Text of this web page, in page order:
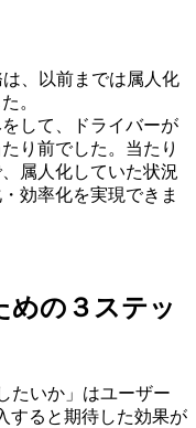
、以前までは属人化
。
して、ドライバーが
り前でした。当たり
属人化していた状況
効率化を実現できま
めの３ステッ
たいか」はユーザー
すると期待した効果が